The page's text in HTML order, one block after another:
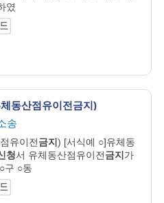
였
동산점유이전금지)
송
유이전금지) [서식예 ○]유체동
청서 유체동산점유이전금지가
구 ○동